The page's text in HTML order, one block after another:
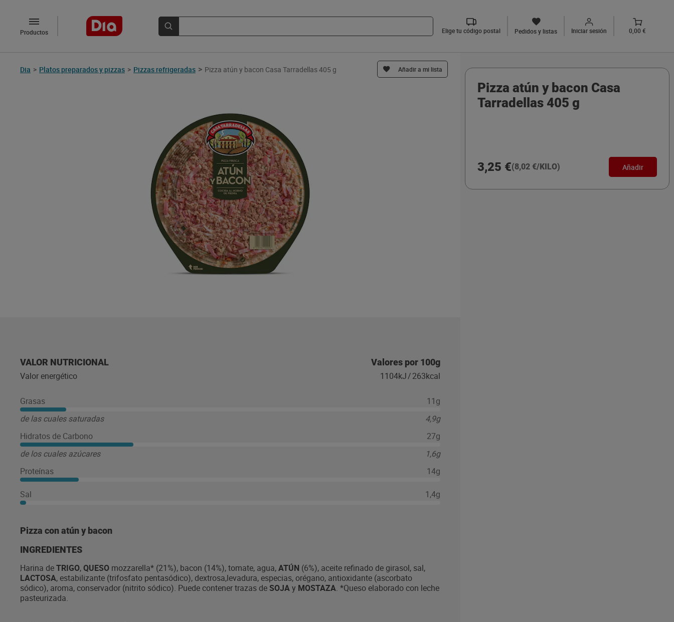
Productos Elige tu código postal Pedidos y listas Iniciar sesión 0,00 €
Dia > Platos preparados y pizzas > Pizzas refrigeradas > Pizza atún y bacon Casa Tarradellas 405 g Añadir a mi lista
VALOR NUTRICIONAL Valores por 100g
Valor energético 1104kJ/263kcal
Grasas
11g
de las cuales saturadas
4,9g
Hidratos de Carbono
27g
de los cuales azúcares
1,6g
Proteínas
14g
Sal 1,4g
Pizza con atún y bacon
INGREDIENTES
Harina deTRIGO,QUESO mozzarella* (21%), bacon (14%), tomate, agua,ATÚN (6%), aceite refinado de girasol, sal,
LACTOSA, estabilizante (trifosfato pentasódico), dextrosa,levadura, especias, orégano, antioxidante (ascorbato
sódico), aroma, conservador (nitrito sódico). Puede contener trazas deSOJAy MOSTAZA. *Queso elaborado con leche
pasteurizada.
Pizza atún y bacon Casa
Tarradellas 405 g
3,25 €(8,02 €/KILO) Añadir